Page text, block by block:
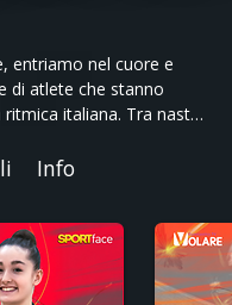
entriamo nel cuore e
di atlete che stanno
italiana. Tra nastri,
vive lo sport ogni
Perché dietro
Info